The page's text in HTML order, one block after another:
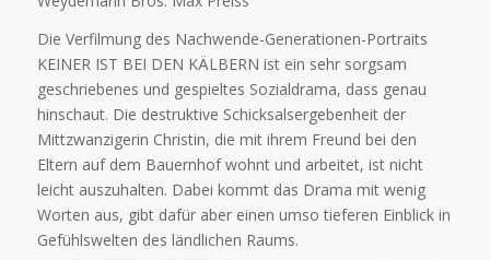
Die Verfilmung des Nachwende-Generationen-Portraits
KEINER IST BEI DEN KÄLBERN ist ein sehr sorgsam
geschriebenes und gespieltes Sozialdrama, dass genau
hinschaut. Die destruktive Schicksalsergebenheit der
Mittzwanzigerin Christin, die mit ihrem Freund bei den
Eltern auf dem Bauernhof wohnt und arbeitet, ist nicht
leicht auszuhalten. Dabei kommt das Drama mit wenig
Worten aus, gibt dafür aber einen umso tieferen Einblick in
Gefühlswelten des ländlichen Raums.